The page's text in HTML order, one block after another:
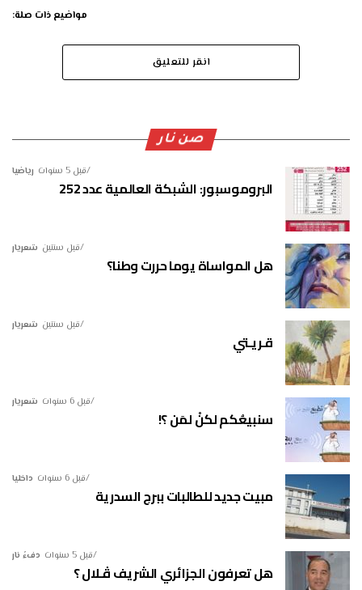
مواضيع ذات صلة:
انقر للتعليق
صن نار
رياضيا قبل 5 سنوات
البروموسبور: الشبكة العالمية عدد 252
شعريار قبل سنتين
هل المواساة يوما حررت وطنا؟
شعريار قبل سنتين
قـريـتي
شعريار قبل 6 سنوات
سنبيعُكم لكنْ لمَن ؟!
داخليا قبل 6 سنوات
مبيت جديد للطالبات ببرج السدرية
دفءُ نار قبل 5 سنوات
هل تعرفون الجزائري الشريف ڤـلال ؟